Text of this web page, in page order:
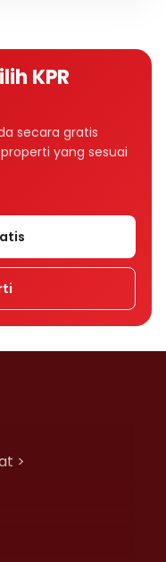
KPR
secara gratis
yang sesuai
>